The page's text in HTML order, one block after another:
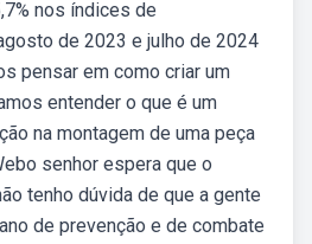
nos índices de
de 2023 e julho de 2024
pensar em como criar um
entender o que é um
na montagem de uma peça
senhor espera que o
tenho dúvida de que a gente
de prevenção e de combate